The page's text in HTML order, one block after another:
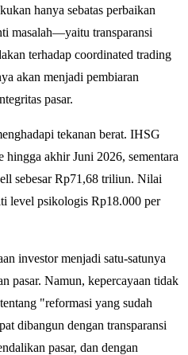
hanya sebatas perbaikan
masalah—yaitu transparansi
terhadap coordinated trading
akan menjadi pembiaran
pasar.
tekanan berat. IHSG
hingga akhir Juni 2026, sementara
sebesar Rp71,68 triliun. Nilai
level psikologis Rp18.000 per
investor menjadi satu-satunya
pasar. Namun, kepercayaan tidak
"reformasi yang sudah
dibangun dengan transparansi
pasar, dan dengan